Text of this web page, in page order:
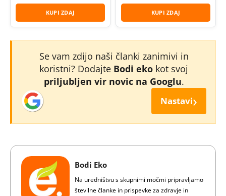
KUPI ZDAJ KUPI ZDAJ
Se vam zdijo naši članki zanimivi in
koristni? Dodajte Bodi eko kot svoj
priljubljen vir novic na Googlu.
Nastavi›
Bodi Eko
Na uredništvu s skupnimi močmi pripravljamo
številne članke in prispevke za zdravje in